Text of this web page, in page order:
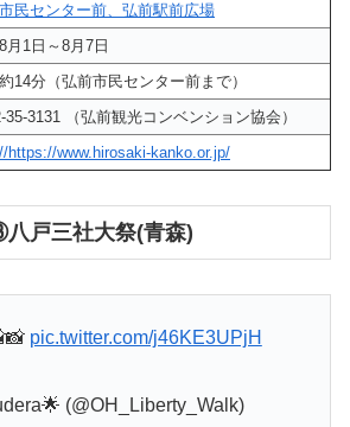
民センター前、弘前駅前広場
月1日～8月7日
14分（弘前市民センター前まで）
35-3131 （弘前観光コンベンション協会）
https://www.hirosaki-kanko.or.jp/
戸三社大祭(青森)
pic.twitter.com/j46KE3UPjH
(@OH_Liberty_Walk)